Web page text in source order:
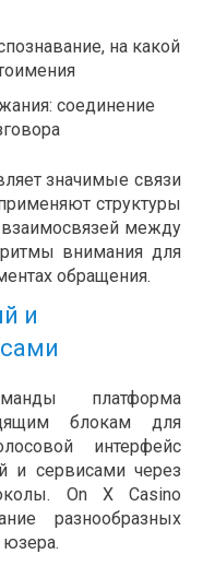
на какой
соединение
значимые связи
структуры
между
внимания для
обращения.
и
платформа
блокам для
интерфейс
и сервисами через
On X Casino
разнообразных
юзера.